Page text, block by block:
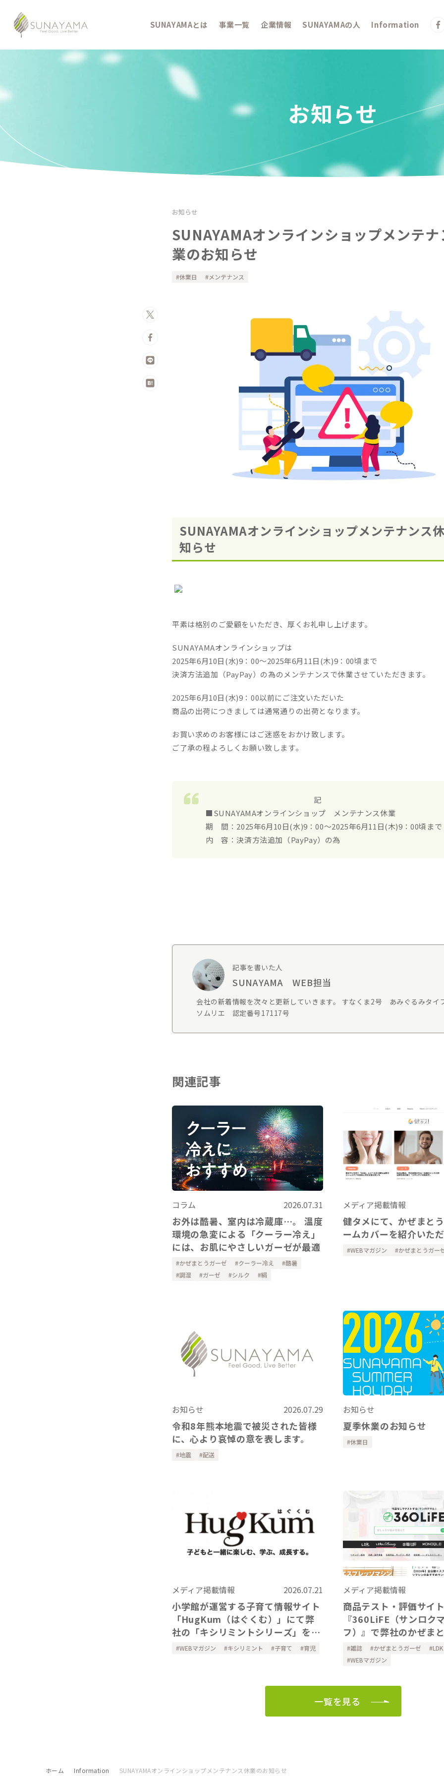
SUNAYAMAとは 事業一覧 企業情報 SUNAYAMAの人 Information
お知らせ
お知らせ
SUNAYAMAオンラインショップメンテ
業のお知らせ
休業日 メンテナンス
SUNAYAMAオンラインショップメンテナンス
知らせ
平素は格別のご愛顧をいただき、厚くお礼申し上げます。
SUNAYAMAオンラインショップは
2025年6月10日(水)9：00～2025年6月11日(木)9：00頃まで
決済方法追加（PayPay）の為のメンテナンスで休業させていただきます。
2025年6月10日(水)9：00以前にご注文いただいた
商品の出荷につきましては通常通りの出荷となります。
お買い求めのお客様にはご迷惑をおかけ致します。
ご了承の程よろしくお願い致します。
記
■SUNAYAMAオンラインショップ メンテナンス休業
期 間：2025年6月10日(水)9：00～2025年6月11日(木)9：00頃まで
内 容：決済方法追加（PayPay）の為
記事を書いた人
SUNAYAMA WEB担当
会社の新着情報を次々と更新していきます。 すなくま2号 あみぐるみタ
ソムリエ 認定番号17117号
関連記事
コラム 2026.07.31
お外は酷暑、室内は冷蔵庫…。 温度
環境の急変による「クーラー冷え」
には、お肌にやさしいガーゼが最適
かぜまとうガーゼ クーラー冷え
酷暑
調湿
ガーゼ シルク 絹
メディア掲載情報
健タメにて、かぜまと
ームカバーを紹介いた
WEBマガジン かぜまとうガー
お知らせ 2026.07.29
令和8年熊本地震で被災された皆様
に、心より哀悼の意を表します。
地震 配送
お知らせ
夏季休業のお知らせ
休業日
メディア掲載情報 2026.07.21
小学館が運営する子育て情報サイト
「HugKum（はぐくむ）」にて弊
社の「キシリミントシリーズ」をご
紹介いただきました
WEBマガジン キシリミント 子育て 育児
メディア掲載情報
商品テスト・評価サイ
『360LiFE（サンロク
フ）』で弊社のかぜま
りガーゼのアーム&レ
ーを掲載いただきまし
雑誌 かぜまとうガーゼ
LDK
WEBマガジン
一覧を見る
ホーム Information SUNAYAMAオンラインショップメンテナンス休業のお知らせ